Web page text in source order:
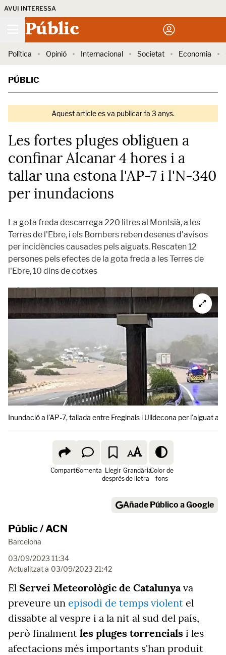
AVUI INTERESSA
Públic
Política Opinió Internacional Societat Economia
PÚBLIC
Aquest article es va publicar fa 3 anys.
Les fortes pluges obliguen a
confinar Alcanar 4 hores i a
tallar una estona l'AP-7 i l'N-340
per inundacions
La gota freda descarrega 220 litres al Montsià, a les
Terres de l'Ebre, i els Bombers reben desenes d'avisos
per incidències causades pels aiguats. Rescaten 12
persones pels efectes de la gota freda a les Terres de
l'Ebre, 10 dins de cotxes
Inundació a l'AP-7, tallada entre Freginals i Ulldecona per l'aiguat al
ComparteComenta Llegir
després
Grandària
de lletra
Color de
fons
Añade Público a Google
Públic / ACN
Barcelona
03/09/2023 11:34
Actualitzat a 03/09/2023 21:42
El Servei Meteorològic de Catalunyava
preveure un episodi de temps violent el
dissabte al vespre i a la nit al sud del país,
però finalment les pluges torrencials i les
afectacions més importants s'han produit